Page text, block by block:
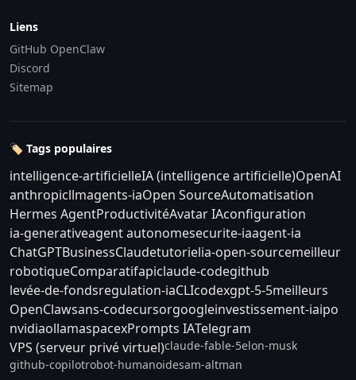
Liens
GitHub OpenClaw
Discord
Sitemap
🏷️ Tags populaires
intelligence-artificielleIA (intelligence artificielle)OpenAI
anthropicllmagents-iaOpen SourceAutomatisation
Hermes AgentProductivitéAvatar IAconfiguration
ia-generativeagent autonomesecurite-iaagent-ia
ChatGPTBusinessClaudetutorielia-open-sourcemeilleur
robotiqueComparatifapiclaude-codegithub
levée-de-fondsregulation-iaCLIcodexgpt-5-5meilleurs
OpenClawsans-codecursorgoogleinvestissement-iaipo
nvidiaollamaspacexPrompts IATelegram
VPS (serveur privé virtuel)claude-fable-5elon-musk
github-copilotrobot-humanoidesam-altman